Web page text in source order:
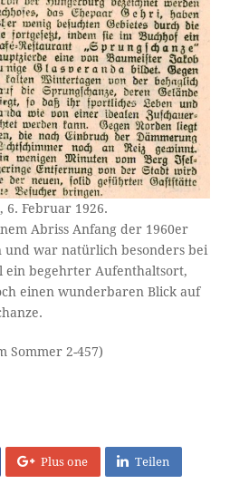
Februar 1926.
Abriss Anfang der 1960er
und war natürlich besonders bei
ein begehrter Aufenthaltsort,
einen wunderbaren Blick auf
Sommer 2-457)
Plus one Teilen